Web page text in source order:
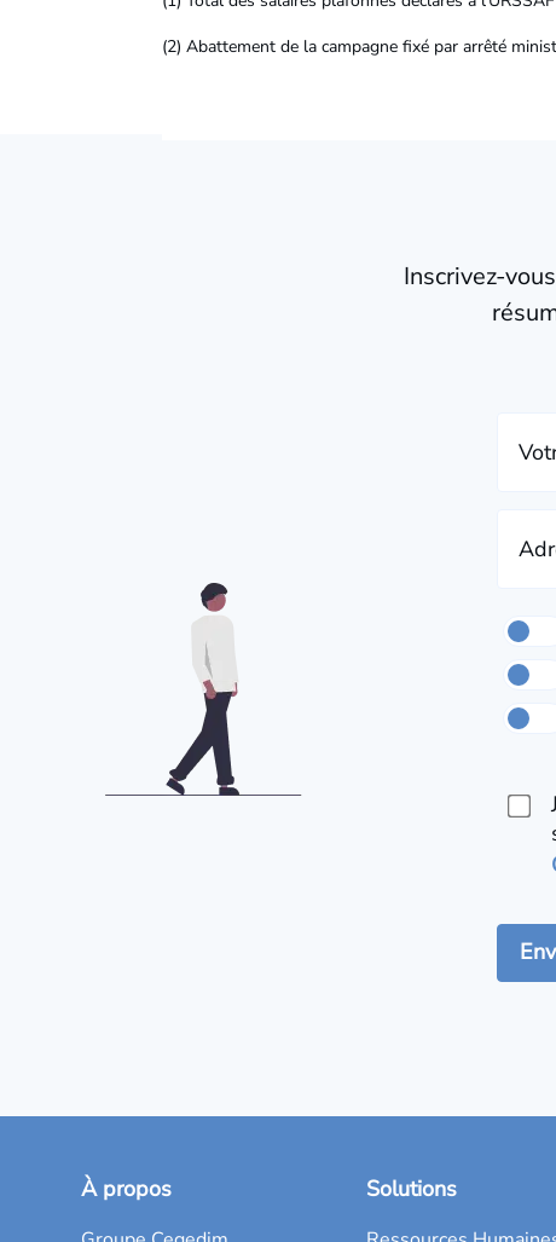
(2) Abattement de la campagne fixé par arrêté
Inscrivez-
À propos Solutions